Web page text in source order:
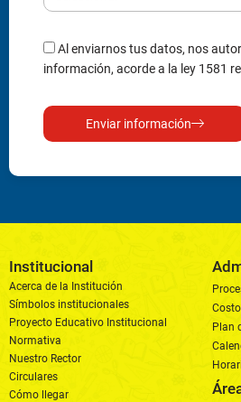
Al enviarnos tus datos, nos
información, acorde a la ley 1581
Enviar información
Institucional
Acerca de la Institución
Símbolos institucionales
Proyecto Educativo Institucional
Normativa
Nuestro Rector
Circulares
Cómo llegar
Plan